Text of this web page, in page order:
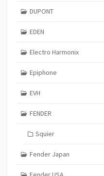
DUPONT
EDEN
Electro Harmonix
Epiphone
EVH
FENDER
Squier
Fender Japan